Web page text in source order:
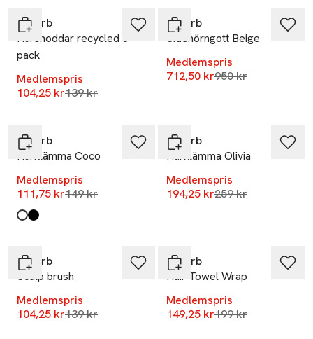
ByBarb
Hårsnoddar recycled 8-
pack
Medlemspris
104,25 krLägsta pris 30 dagar
139 kr
ByBarb
Sidenörngott Beige
Medlemspris
712,50 krLägsta pris 30
950 kr
ByBarb
Hårklämma Coco
Medlemspris
111,75 krLägsta pris 30 dagar
149 kr
Produkten finns i färgerna:
Vit,
Svart
ByBarb
Hårklämma Olivia
Medlemspris
194,25 krLägsta pris 30
259 kr
ByBarb
Scalp brush
Medlemspris
104,25 krLägsta pris 30 dagar
139 kr
ByBarb
Hair Towel Wrap
Medlemspris
149,25 krLägsta pris 30
199 kr